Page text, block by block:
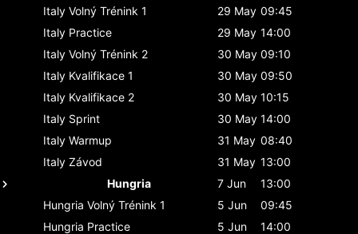
Italy Volný Trénink 1 29 May 09:45
Italy Practice 29 May 14:00
Italy Volný Trénink 2 30 May 09:10
Italy Kvalifikace 1 30 May 09:50
Italy Kvalifikace 2 30 May 10:15
Italy Sprint 30 May 14:00
Italy Warmup 31 May 08:40
Italy Závod 31 May 13:00
Hungria
7 Jun
13:00
Hungria Volný Trénink 1 5 Jun
09:45
Hungria Practice 5 Jun
14:00